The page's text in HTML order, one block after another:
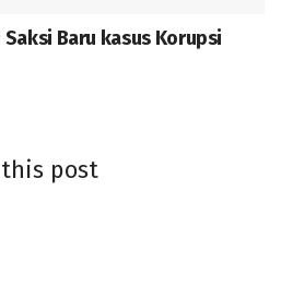
Baru kasus Korupsi
post